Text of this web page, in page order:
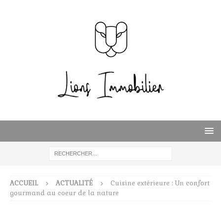
ACCUEIL ACTUALITÉ
Cuisine extérieure : Un confort
gourmand au coeur de la nature